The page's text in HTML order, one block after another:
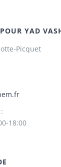
YAD
Picquet
18:00